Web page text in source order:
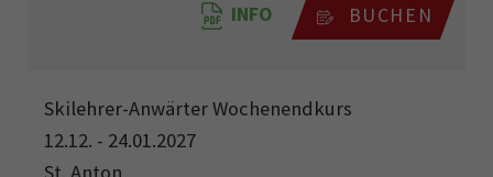
INFO BUCHEN
Skilehrer-Anwärter Wochenendkurs
12.12. - 24.01.2027